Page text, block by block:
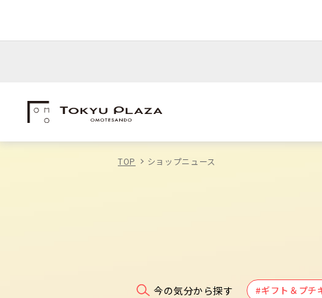
TOP ショップニュース
今の気分から探す #ギフト＆プチ